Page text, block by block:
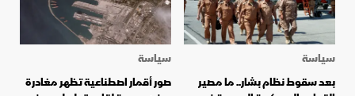
سياسة
بعد سقوط نظام بشار.. ما مصير
سياسة
صور أقمار اصطناعية تظهر مغادرة